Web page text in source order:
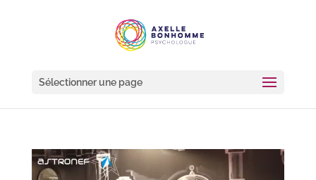
Sélectionner une page